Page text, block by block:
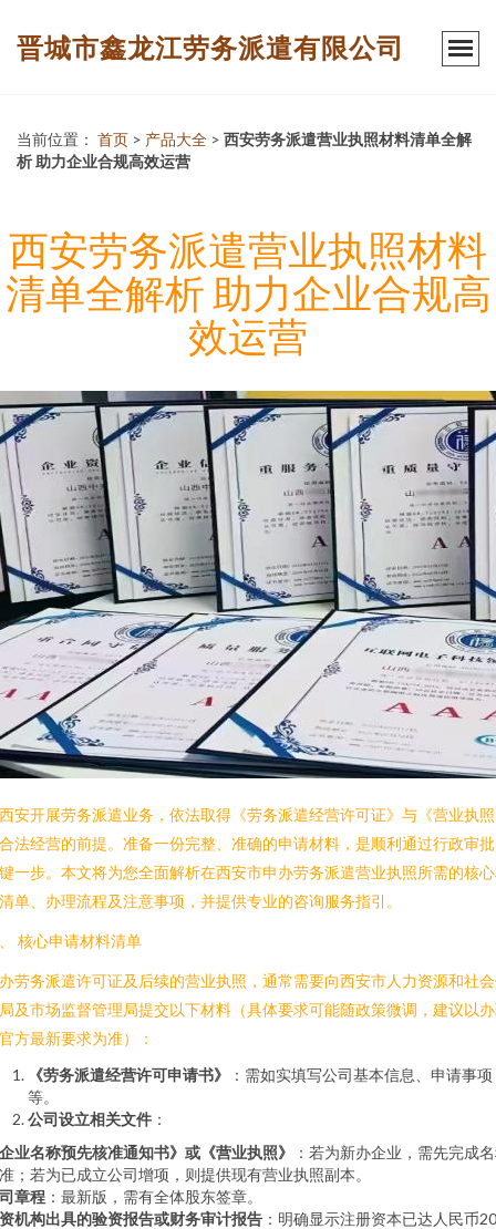
晋城市鑫龙江劳务派遣有限公司
当前位置： 首页 > 产品大全 > 西安劳务派遣营业执照材料清单全解
析 助力企业合规高效运营
西安劳务派遣营业执照材料
清单全解析 助力企业合规高
效运营
安开展劳务派遣业务，依法取得《劳务派遣经营许可证》与《营业执
法经营的前提。准备一份完整、准确的申请材料，是顺利通过行政审
一步。本文将为您全面解析在西安市申办劳务派遣营业执照所需的核
单、办理流程及注意事项，并提供专业的咨询服务指引。
核心申请材料清单
劳务派遣许可证及后续的营业执照，通常需要向西安市人力资源和社
及市场监督管理局提交以下材料（具体要求可能随政策微调，建议以
方最新要求为准）：
《劳务派遣经营许可申请书》
：需如实填写公司基本信息、申请事项
等。
公司设立相关文件 ：
业名称预先核准通知书》或《营业执照》
：若为新办企业，需先完成
；若为已成立公司增项，则提供现有营业执照副本。
章程 ：最新版，需有全体股东签章。
机构出具的验资报告或财务审计报告 ：明确显示注册资本已达人民币